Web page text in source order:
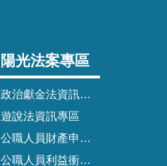
陽光法案專區
政治獻金法資訊專區
遊說法資訊專區
公職人員財產申報法資訊專區
公職人員利益衝突迴避法資訊專區